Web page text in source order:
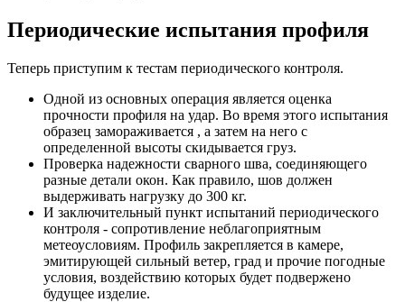
Периодические испытания профиля
Теперь приступим к тестам периодического контроля.
Одной из основных операция является оценка
прочности профиля на удар. Во время этого испытания
образец замораживается , а затем на него с
определенной высоты скидывается груз.
Проверка надежности сварного шва, соединяющего
разные детали окон. Как правило, шов должен
выдерживать нагрузку до 300 кг.
И заключительный пункт испытаний периодического
контроля - сопротивление неблагоприятным
метеоусловиям. Профиль закрепляется в камере,
эмитирующей сильный ветер, град и прочие погодные
условия, воздействию которых будет подвержено
будущее изделие.